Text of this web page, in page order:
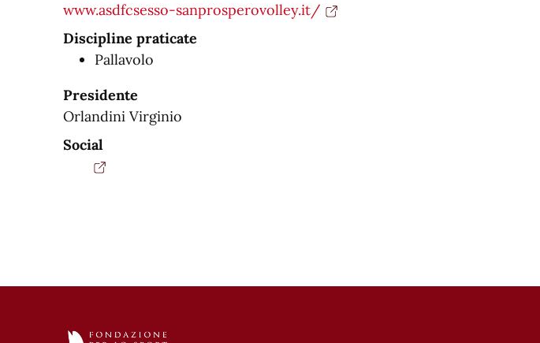
www.asdfcsesso-sanprosperovolley.it/
Discipline praticate
Pallavolo
Presidente
Orlandini Virginio
Social